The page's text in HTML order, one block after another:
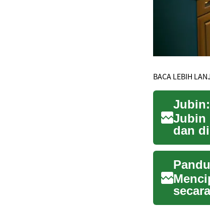
BACA LEBIH
Jubin
dan
ramai